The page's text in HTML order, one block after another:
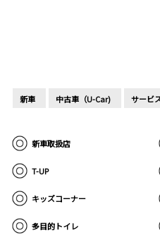
新車 中古車（U-Car) サービ
新車取扱店
T-UP
キッズコーナー
多目的トイレ